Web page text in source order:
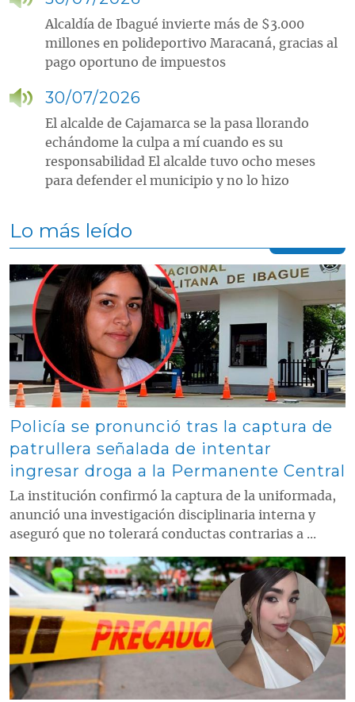
Alcaldía de Ibagué invierte más de $3.000
millones en polideportivo Maracaná, gracias al
pago oportuno de impuestos
30/07/2026
El alcalde de Cajamarca se la pasa llorando
echándome la culpa a mí cuando es su
responsabilidad El alcalde tuvo ocho meses
para defender el municipio y no lo hizo
Lo más leído
Contenido multimedia principal
Policía se pronunció tras la captura de
patrullera señalada de intentar
ingresar droga a la Permanente Central
La institución confirmó la captura de la uniformada,
anunció una investigación disciplinaria interna y
aseguró que no tolerará conductas contrarias a ...
Contenido multimedia principal